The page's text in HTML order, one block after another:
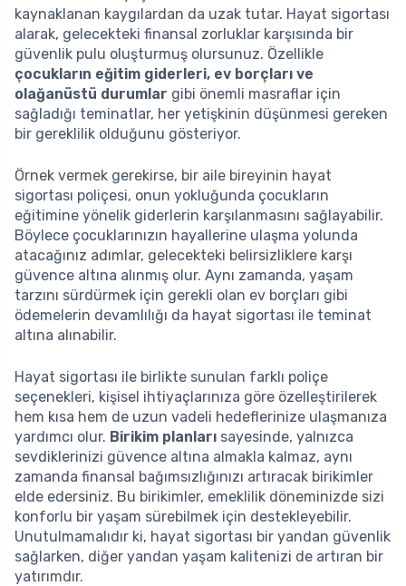
kaynaklanan kaygılardan da uzak tutar. Hayat sigortası
alarak, gelecekteki finansal zorluklar karşısında bir
güvenlik pulu oluşturmuş olursunuz. Özellikle
çocukların eğitim giderleri, ev borçları ve
olağanüstü durumlar gibi önemli masraflar için
sağladığı teminatlar, her yetişkinin düşünmesi gereken
bir gereklilik olduğunu gösteriyor.
Örnek vermek gerekirse, bir aile bireyinin hayat
sigortası poliçesi, onun yokluğunda çocukların
eğitimine yönelik giderlerin karşılanmasını sağlayabilir.
Böylece çocuklarınızın hayallerine ulaşma yolunda
atacağınız adımlar, gelecekteki belirsizliklere karşı
güvence altına alınmış olur. Aynı zamanda, yaşam
tarzını sürdürmek için gerekli olan ev borçları gibi
ödemelerin devamlılığı da hayat sigortası ile teminat
altına alınabilir.
Hayat sigortası ile birlikte sunulan farklı poliçe
seçenekleri, kişisel ihtiyaçlarınıza göre özelleştirilerek
hem kısa hem de uzun vadeli hedeflerinize ulaşmanıza
yardımcı olur. Birikim planları sayesinde, yalnızca
sevdiklerinizi güvence altına almakla kalmaz, aynı
zamanda finansal bağımsızlığınızı artıracak birikimler
elde edersiniz. Bu birikimler, emeklilik döneminizde sizi
konforlu bir yaşam sürebilmek için destekleyebilir.
Unutulmamalıdır ki, hayat sigortası bir yandan güvenlik
sağlarken, diğer yandan yaşam kalitenizi de artıran bir
yatırımdır.